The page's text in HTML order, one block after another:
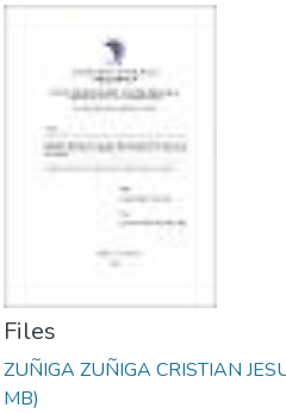
Files
ZUÑIGA ZUÑIGA CRISTIAN
MB)